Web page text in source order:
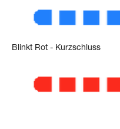
Blinkt Rot - Kurzschluss